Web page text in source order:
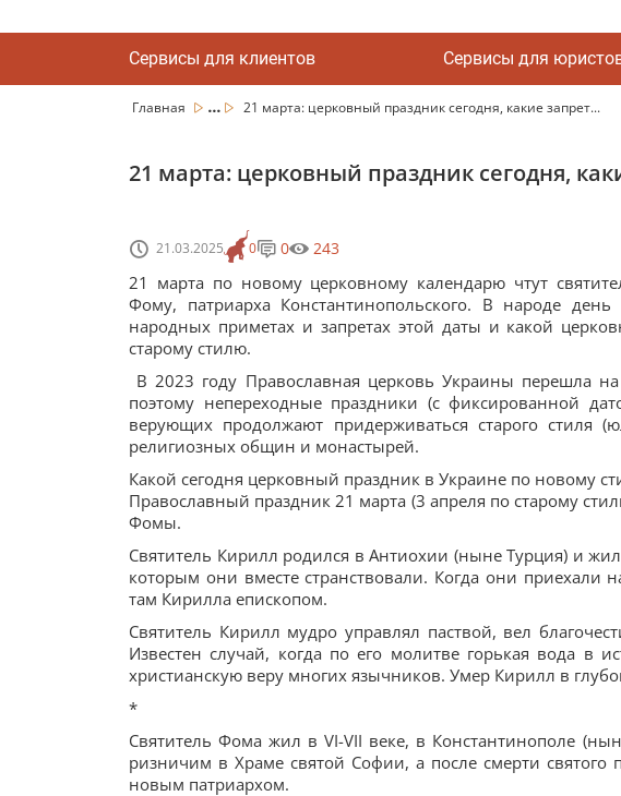
Сервисы для клиентов Сервисы для
Главная ... 21 марта: церковный праздник сегодня, какие запрет...
21 марта: церковный праздник сегодня,
21.03.2025 0 0 243
21 марта по новому церковному календарю чтут
Фому, патриарха Константинопольского. В народе
народных приметах и запретах этой даты и какой
старому стилю.
В 2023 году Православная церковь Украины перешла
поэтому непереходные праздники (с фиксированной
верующих продолжают придерживаться старого стиля
религиозных общин и монастырей.
Какой сегодня церковный праздник в Украине по новому
Православный праздник 21 марта (3 апреля по старому
Фомы.
Святитель Кирилл родился в Антиохии (ныне Турция) и
которым они вместе странствовали. Когда они приехали
там Кирилла епископом.
Святитель Кирилл мудро управлял паствой, вел
Известен случай, когда по его молитве горькая вода в
христианскую веру многих язычников. Умер Кирилл в
*
Святитель Фома жил в VI-VII веке, в Константинополе
ризничим в Храме святой Софии, а после смерти святого
новым патриархом.